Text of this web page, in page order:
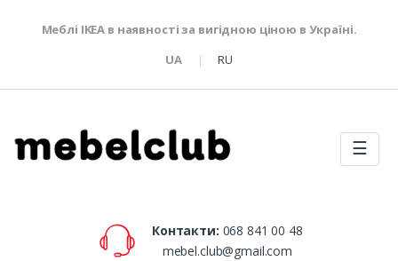
Меблі IKEA в наявності за вигідною ціною в Україні.
UA
RU
☰
Контакти: 068 841 00 48
mebel.club@gmail.com